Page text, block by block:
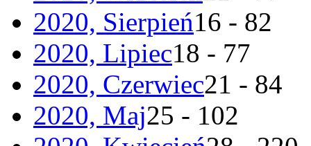
2020, Sierpień16 - 82
2020, Lipiec18 - 77
2020, Czerwiec21 - 84
2020, Maj25 - 102